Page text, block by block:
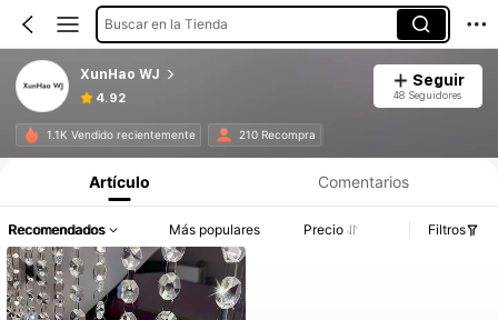
Buscar en la Tienda
XunHao WJ
4.92
Seguir
48 Seguidores
1.1K Vendido recientemente 210 Recompra
Artículo Comentarios
Recomendados Más populares Precio Filtros